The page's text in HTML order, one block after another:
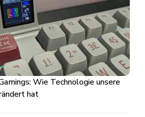
Wie Technologie unsere
hat